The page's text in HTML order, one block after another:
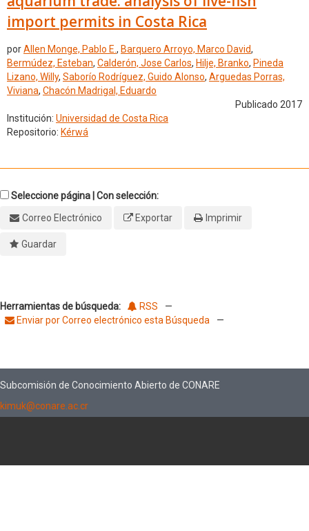
import permits in Costa Rica
porAllen Monge, Pablo E., Barquero Arroyo, Marco David,
Bermúdez, Esteban, Calderón, Jose Carlos, Hilje, Branko, Pineda
Lizano, Willy, Saborío Rodríguez, Guido Alonso, Arguedas Porras,
Viviana, Chacón Madrigal, Eduardo
Publicado 2017
Institución: Universidad de Costa Rica
Repositorio: Kérwá
Seleccione página | Con selección:
Correo Electrónico
Exportar Imprimir
Guardar
Herramientas de búsqueda: RSS
—
Enviar por Correo electrónico esta Búsqueda
—
Subcomisión de Conocimiento Abierto de CONARE
kimuk@conare.ac.cr